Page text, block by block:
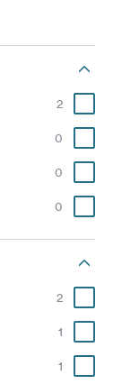
2
0
0
0
2
1
1